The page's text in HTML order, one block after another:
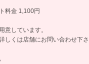
料金 1,100円
意しています。
しくは店舗にお問い合わせ下さ